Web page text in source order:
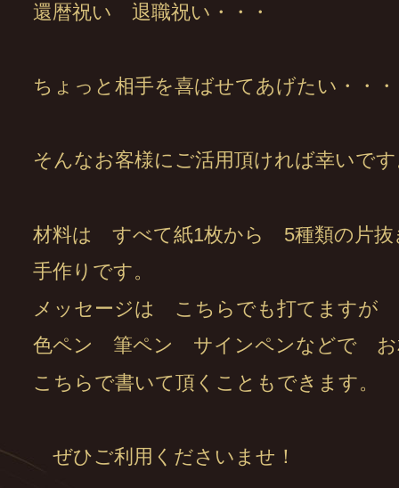
還暦祝い 退職祝い・・・
ちょっと相手を喜ばせてあげたい・・・
そんなお客様にご活用頂ければ幸いで
材料は すべて紙1枚から 5種類の片抜
手作りです。
メッセージは こちらでも打てますが
色ペン 筆ペン サインペンなどで お
こちらで書いて頂くこともできます。
ぜひご利用くださいませ！